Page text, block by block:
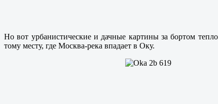
Но вот урбанистические и дачные картины за бортом
тому месту, где Москва-река впадает в Оку.